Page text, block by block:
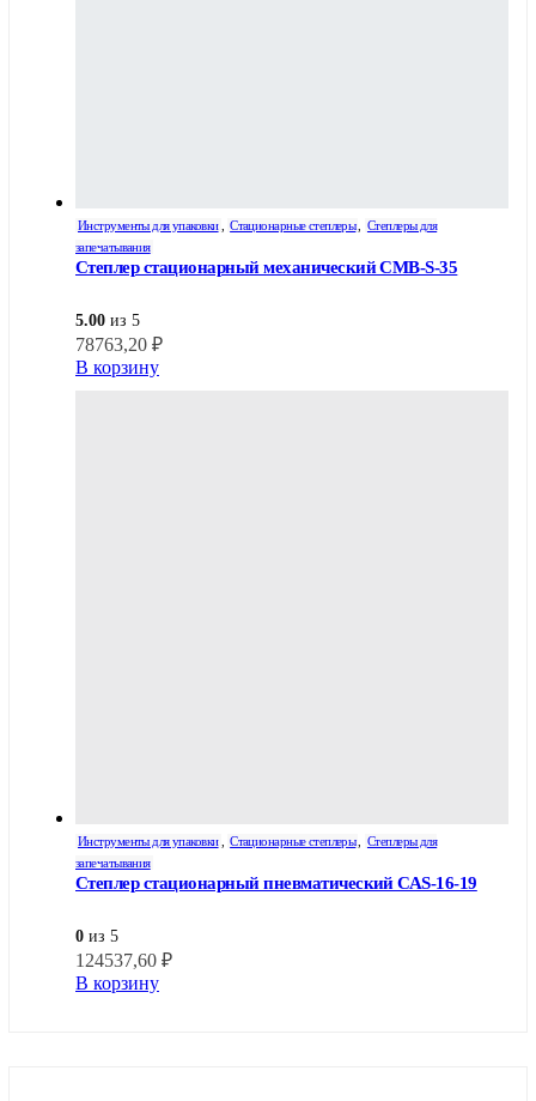
Инструменты для упаковки Стационарные степлеры
Степлеры для
запечатывания
Степлер стационарный механический СМВ-S-35
5.00 из 5
78763,20 ₽
В корзину
Инструменты для упаковки Стационарные степлеры
Степлеры для
запечатывания
Степлер стационарный пневматический САS-16-19
0 из 5
124537,60 ₽
В корзину